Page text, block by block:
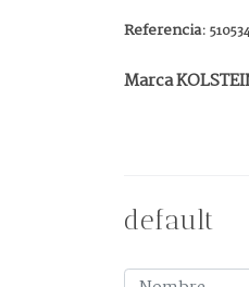
Referencia:
Marca
default